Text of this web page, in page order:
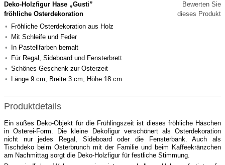
Deko-Holzfigur Hase „Gusti”
fröhliche Osterdekoration
Fröhliche Osterdekoration aus Holz
Mit Schleife und Feder
In Pastellfarben bemalt
Für Regal, Sideboard und Fensterbrett
Schönes Geschenk zur Osterzeit
Länge 9 cm, Breite 3 cm, Höhe 18 cm
Bewerten Sie
dieses Produkt
Produktdetails
Ein süßes Deko-Objekt für die Frühlingszeit ist dieses fröhliche Häschen
in Osterei-Form. Die kleine Dekofigur verschönert als Osterdekoration
nicht nur jedes Regal, Sideboard oder die Fensterbank. Auch als
Tischdeko beim Osterbrunch mit der Familie und beim Kaffeekränzchen
am Nachmittag sorgt die Deko-Holzfigur für festliche Stimmung.